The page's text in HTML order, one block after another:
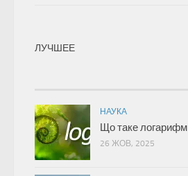
ЛУЧШЕЕ
НАУКА
Що таке логарифм
26 ЖОВ, 2025